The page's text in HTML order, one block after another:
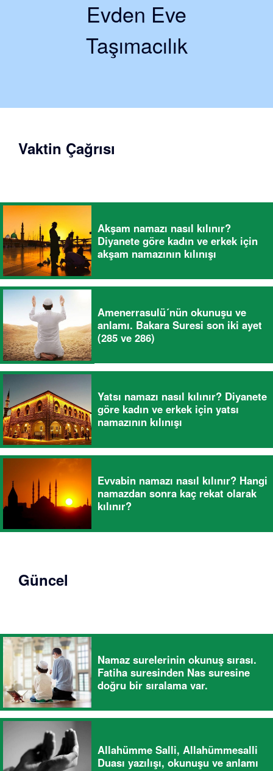
Evden Eve
Taşımacılık
Vaktin Çağrısı
Akşam namazı nasıl kılınır?
Diyanete göre kadın ve erkek için
akşam namazının kılınışı
Amenerrasulü´nün okunuşu ve
anlamı. Bakara Suresi son iki ayet
(285 ve 286)
Yatsı namazı nasıl kılınır? Diyanete
göre kadın ve erkek için yatsı
namazının kılınışı
Evvabin namazı nasıl kılınır? Hangi
namazdan sonra kaç rekat olarak
kılınır?
Güncel
Namaz surelerinin okunuş sırası.
Fatiha suresinden Nas suresine
doğru bir sıralama var.
Allahümme Salli, Allahümmesalli
Duası yazılışı, okunuşu ve anlamı